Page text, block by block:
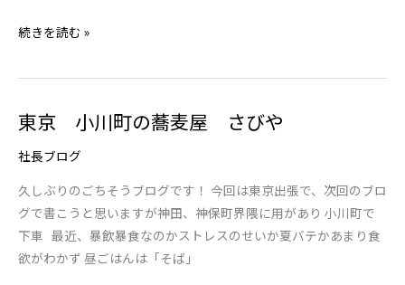
装
店
続きを読む »
東京 小川町の蕎麦屋 さびや
社長ブログ
久しぶりのごちそうブログです！ 今回は東京出張で、次回のブロ
グで書こうと思いますが神田、神保町界隈に用があり 小川町で
下車 最近、暴飲暴食なのかストレスのせいか夏バテかあまり食
欲がわかず 昼ごはんは「そば」
東
小
川
町
の
蕎